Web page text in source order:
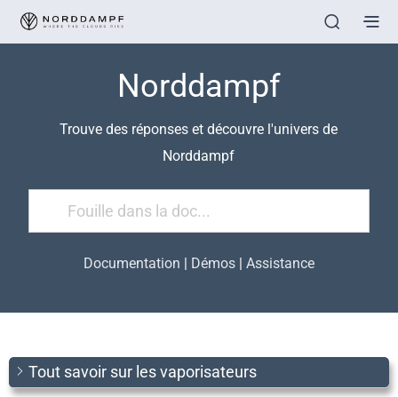
Norddampf
Trouve des réponses et découvre l'univers de
Norddampf
Documentation | Démos| Assistance
Tout savoir sur les vaporisateurs